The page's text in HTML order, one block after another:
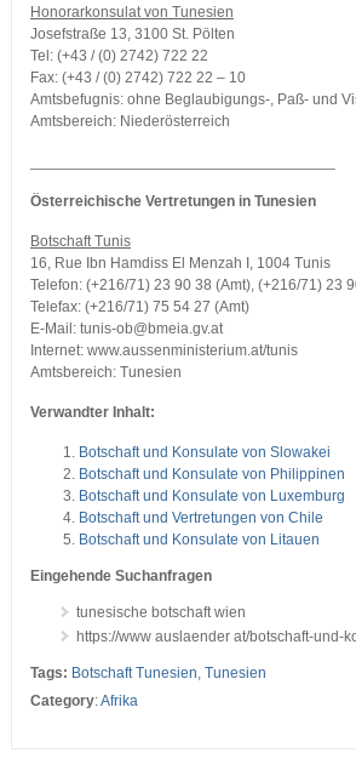
Honorarkonsulat von Tunesien
Josefstraße 13, 3100 St. Pölten
Tel: (+43 / (0) 2742) 722 22
Fax: (+43 / (0) 2742) 722 22 – 10
Amtsbefugnis: ohne Beglaubigungs-, Paß- und
Amtsbereich: Niederösterreich
Österreichische Vertretungen in Tunesien
Botschaft Tunis
16, Rue Ibn Hamdiss El Menzah I, 1004 Tunis
Telefon: (+216/71) 23 90 38 (Amt), (+216/71) 23
Telefax: (+216/71) 75 54 27 (Amt)
E-Mail: tunis-ob@bmeia.gv.at
Internet: www.aussenministerium.at/tunis
Amtsbereich: Tunesien
Verwandter Inhalt:
Botschaft und Konsulate von Slowakei
Botschaft und Konsulate von Philippinen
Botschaft und Konsulate von Luxemburg
Botschaft und Vertretungen von Chile
Botschaft und Konsulate von Litauen
Eingehende Suchanfragen
tunesische botschaft wien
https://www auslaender at/botschaft-und-
Tags: Botschaft Tunesien, Tunesien
Category:Afrika